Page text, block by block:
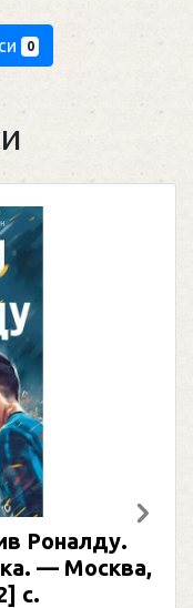
0
Роналду.
— Москва,
с.